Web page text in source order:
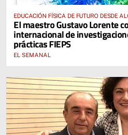
EDUCACIÓN FÍSICA DE FUTURO DESDE
El maestro Gustavo Lorente
internacional de
prácticas FIEPS
EL SEMANAL